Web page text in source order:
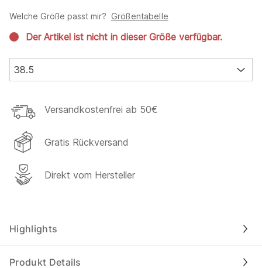
Welche Größe passt mir? Größentabelle
Der Artikel ist nicht in dieser Größe verfügbar.
38.5
Versandkostenfrei ab 50€
Gratis Rückversand
Direkt vom Hersteller
Highlights
Produkt Details